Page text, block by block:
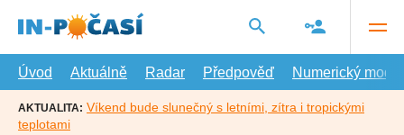
hlavní
Úvod
Aktuálně Radar Předpověď Numerický model
AKTUALITA: Víkend bude slunečný s letními, zítra i tropickými
teplotami